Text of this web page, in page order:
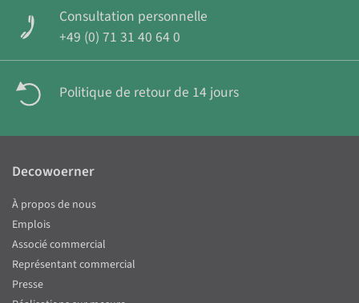
Consultation personnelle
+49 (0) 71 31 40 64 0
Politique de retour de 14 jours
Decowoerner
À propos de nous
Emplois
Associé commercial
Représentant commercial
Presse